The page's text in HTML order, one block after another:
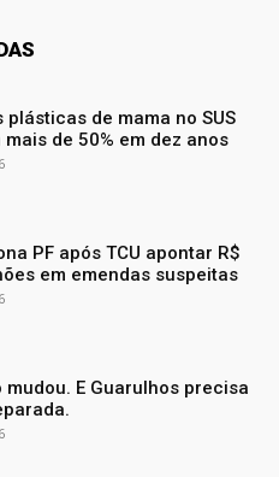
plásticas de mama no SUS
de 50% em dez anos
PF após TCU apontar R$
em emendas suspeitas
mudou. E Guarulhos precisa